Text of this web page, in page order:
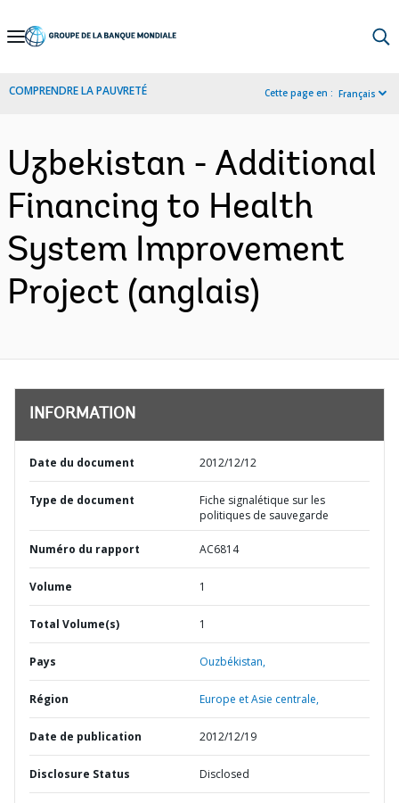
Skip
Navigation
COMPRENDRE LA PAUVRETÉ Cette page en : Français
Uzbekistan - Additional
Financing to Health
System Improvement
Project (anglais)
INFORMATION
Date du document 2012/12/12
Type de document
Fiche signalétique sur les
politiques de sauvegarde
Numéro du rapport AC6814
Volume 1
Total Volume(s) 1
Pays Ouzbékistan,
Région Europe et Asie centrale,
Date de publication 2012/12/19
Disclosure Status Disclosed